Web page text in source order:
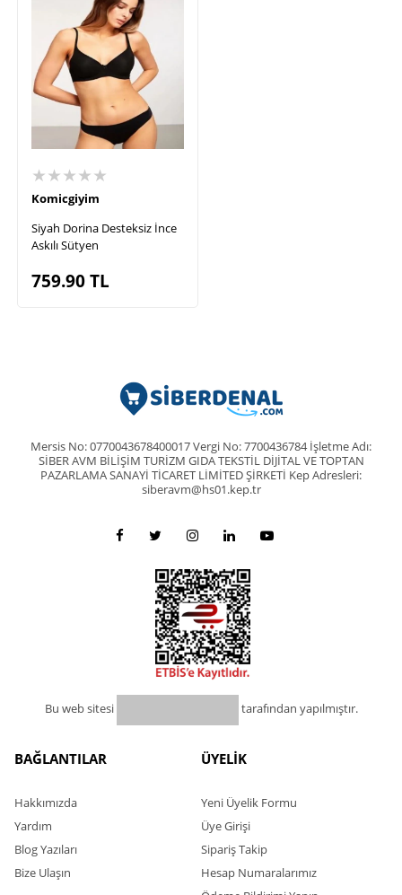
★★★★★
Komicgiyim
Siyah Dorina Desteksiz İnce
Askılı Sütyen
759.90TL
Mersis No: 0770043678400017 Vergi No: 7700436784 İşletme Adı:
SİBER AVM BİLİŞİM TURİZM GIDA TEKSTİL DİJİTAL VE TOPTAN
PAZARLAMA SANAYİ TİCARET LİMİTED ŞİRKETİ Kep Adresleri:
siberavm@hs01.kep.tr
Bu web sitesi tarafından yapılmıştır.
BAĞLANTILAR
Hakkımızda
Yardım
Blog Yazıları
Bize Ulaşın
ÜYELİK
Yeni Üyelik Formu
Üye Girişi
Sipariş Takip
Hesap Numaralarımız